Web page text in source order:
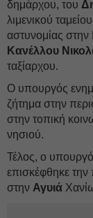
δημάρχου, του
λιμενικού
αστυνομίας στην
Κανέλλου
ταξίαρχου.
Ο υπουργός
ζήτημα στην
στην τοπική
νησιού.
Τέλος, ο
επισκέφθηκε
στην Αγυιά